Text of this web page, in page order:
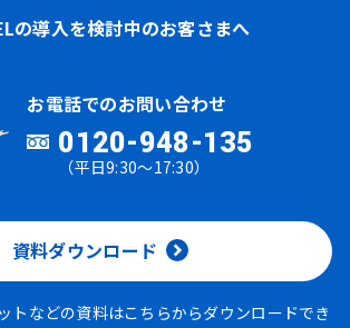
の導入を検討中のお客さまへ
お電話でのお問い合わせ
0120-948-135
（平日9:30～17:30）
資料ダウンロード
トなどの資料はこちらからダウンロードでき